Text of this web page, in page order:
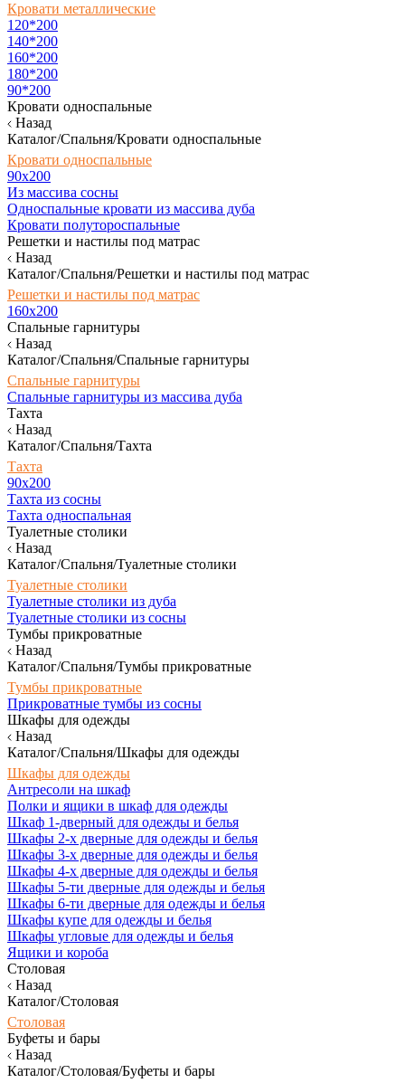
Кровати металлические
120*200
140*200
160*200
180*200
90*200
Кровати односпальные
Назад
Каталог/Спальня/Кровати односпальные
Кровати односпальные
90х200
Из массива сосны
Односпальные кровати из массива дуба
Кровати полутороспальные
Решетки и настилы под матрас
Назад
Каталог/Спальня/Решетки и настилы под матрас
Решетки и настилы под матрас
160х200
Спальные гарнитуры
Назад
Каталог/Спальня/Спальные гарнитуры
Спальные гарнитуры
Спальные гарнитуры из массива дуба
Тахта
Назад
Каталог/Спальня/Тахта
Тахта
90х200
Тахта из сосны
Тахта односпальная
Туалетные столики
Назад
Каталог/Спальня/Туалетные столики
Туалетные столики
Туалетные столики из дуба
Туалетные столики из сосны
Тумбы прикроватные
Назад
Каталог/Спальня/Тумбы прикроватные
Тумбы прикроватные
Прикроватные тумбы из сосны
Шкафы для одежды
Назад
Каталог/Спальня/Шкафы для одежды
Шкафы для одежды
Антресоли на шкаф
Полки и ящики в шкаф для одежды
Шкаф 1-дверный для одежды и белья
Шкафы 2-х дверные для одежды и белья
Шкафы 3-х дверные для одежды и белья
Шкафы 4-х дверные для одежды и белья
Шкафы 5-ти дверные для одежды и белья
Шкафы 6-ти дверные для одежды и белья
Шкафы купе для одежды и белья
Шкафы угловые для одежды и белья
Ящики и короба
Столовая
Назад
Каталог/Столовая
Столовая
Буфеты и бары
Назад
Каталог/Столовая/Буфеты и бары